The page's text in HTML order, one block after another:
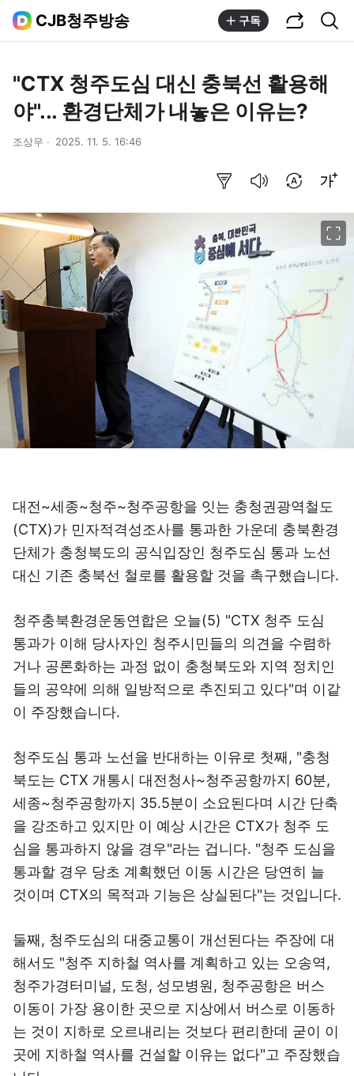
CJB청주방송 구독
"CTX 청주도심 대신 충북선 활용해
야"... 환경단체가 내놓은 이유는?
조상우 2025. 11. 5. 16:46
대전~세종~청주~청주공항을 잇는 충청권광역철도
(CTX)가 민자적격성조사를 통과한 가운데 충북환경
단체가 충청북도의 공식입장인 청주도심 통과 노선
대신 기존 충북선 철로를 활용할 것을 촉구했습니다.
청주충북환경운동연합은 오늘(5) "CTX 청주 도심
통과가 이해 당사자인 청주시민들의 의견을 수렴하
거나 공론화하는 과정 없이 충청북도와 지역 정치인
들의 공약에 의해 일방적으로 추진되고 있다"며 이같
이 주장했습니다.
청주도심 통과 노선을 반대하는 이유로 첫째, "충청
북도는 CTX 개통시 대전청사~청주공항까지 60분,
세종~청주공항까지 35.5분이 소요된다며 시간 단축
을 강조하고 있지만 이 예상 시간은 CTX가 청주 도
심을 통과하지 않을 경우"라는 겁니다. "청주 도심을
통과할 경우 당초 계획했던 이동 시간은 당연히 늘
것이며 CTX의 목적과 기능은 상실된다"는 것입니다.
둘째, 청주도심의 대중교통이 개선된다는 주장에 대
해서도 "청주 지하철 역사를 계획하고 있는 오송역,
청주가경터미널, 도청, 성모병원, 청주공항은 버스
이동이 가장 용이한 곳으로 지상에서 버스로 이동하
는 것이 지하로 오르내리는 것보다 편리한데 굳이 이
곳에 지하철 역사를 건설할 이유는 없다"고 주장했습